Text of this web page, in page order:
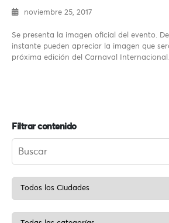
noviembre 25, 2017
Se presenta la imagen oficial del evento.
instante pueden apreciar la imagen que
próxima edición del Carnaval
Filtrar contenido